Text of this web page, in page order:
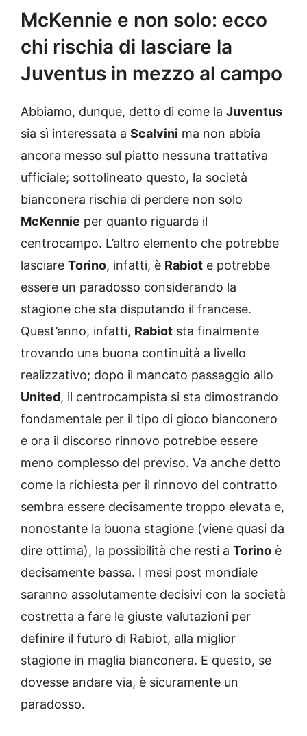
McKennie e non solo: ecco
chi rischia di lasciare la
Juventus in mezzo al campo
Abbiamo, dunque, detto di come la Juventus
sia sì interessata a Scalvini ma non abbia
ancora messo sul piatto nessuna trattativa
ufficiale; sottolineato questo, la società
bianconera rischia di perdere non solo
McKennie per quanto riguarda il
centrocampo. L’altro elemento che potrebbe
lasciare Torino, infatti, è Rabiot e potrebbe
essere un paradosso considerando la
stagione che sta disputando il francese.
Quest’anno, infatti, Rabiot sta finalmente
trovando una buona continuità a livello
realizzativo; dopo il mancato passaggio allo
United, il centrocampista si sta dimostrando
fondamentale per il tipo di gioco bianconero
e ora il discorso rinnovo potrebbe essere
meno complesso del previso. Va anche detto
come la richiesta per il rinnovo del contratto
sembra essere decisamente troppo elevata e,
nonostante la buona stagione (viene quasi da
dire ottima), la possibilità che resti a Torino è
decisamente bassa. I mesi post mondiale
saranno assolutamente decisivi con la società
costretta a fare le giuste valutazioni per
definire il futuro di Rabiot, alla miglior
stagione in maglia bianconera. E questo, se
dovesse andare via, è sicuramente un
paradosso.